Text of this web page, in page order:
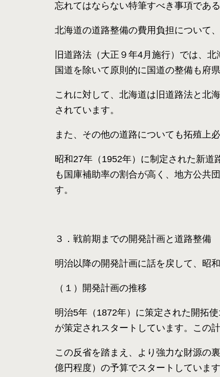
忘れてはならない特筆すべき事項である
北海道の道路整備の費用負担について
旧道路法（大正９年4月施行）では、
国道を除いて原則的に国道の整備も府
これに対して、北海道は旧道路法と北
されています。
また、その他の道路についても拓殖上
昭和27年（1952年）に制定された新道
も国庫補助率の割合が高く、地方公共
す。
３．戦前期までの開発計画と道路整備
明治以降の開発計画に話を戻して、昭
（１）開発計画の推移
明治5年（1872年）に策定された開拓
が策定されスタートしています。この
この反省を踏まえ、より強力な財源の
億円程度）の予算でスタートしていま